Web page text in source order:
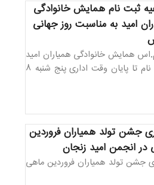
ثبت نام همایش خانوادگی
امید به مناسبت روز جهانی
همایش خانوادگی همیاران امید
برگزار می‌گردد. مهلت ثبت نام تا پایان وقت اداری پنج شنبه ۸
جشن تولد همیاران فروردین
در انجمن امید زنجان
جشن تولد همیاران فروردین ماهی